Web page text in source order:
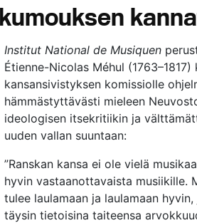
Institut National de Musiquen
Étienne-Nicolas Méhul
kansansivistyksen komissiolle
hämmästyttävästi mieleen
ideologisen itsekritiikin ja
uuden vallan suuntaan:
”Ranskan kansa ei ole vielä
hyvin vastaanottavaista musiikille.
tulee laulamaan ja laulamaan
täysin tietoisina taiteensa